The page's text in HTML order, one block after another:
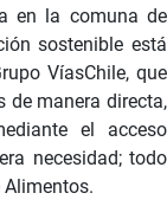
en la comuna de
sostenible está
VíasChile, que
de manera directa,
el acceso
necesidad; todo